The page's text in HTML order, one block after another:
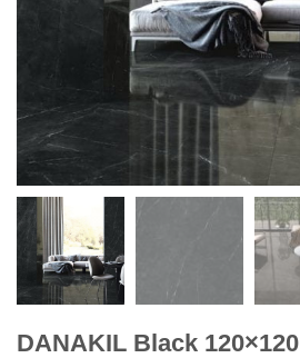
DANAKIL Black 120×120